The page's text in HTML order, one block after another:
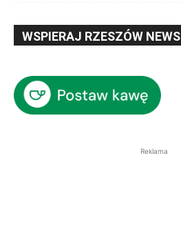
WSPIERAJ RZESZÓW NEWS
Reklama